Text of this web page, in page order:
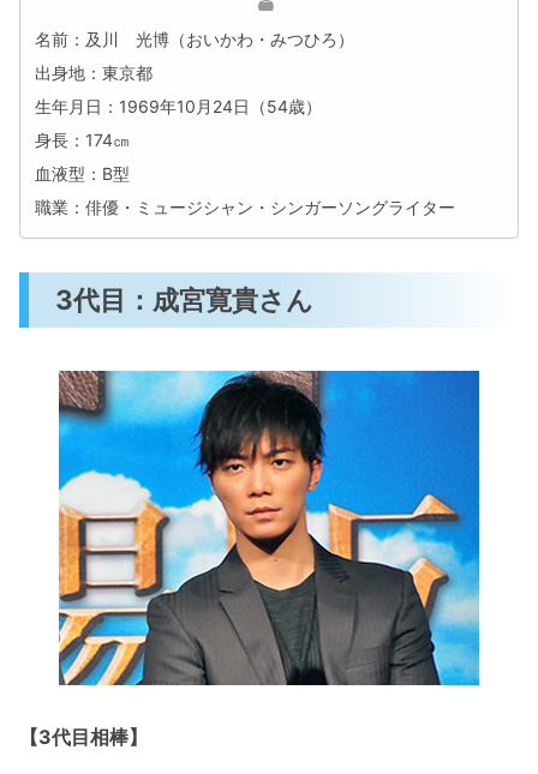
名前：及川 光博（おいかわ・みつひろ）
出身地：東京都
生年月日：1969年10月24日（54歳）
身長：174㎝
血液型：B型
職業：俳優・ミュージシャン・シンガーソングライター
3代目：成宮寛貴さん
【3代目相棒】